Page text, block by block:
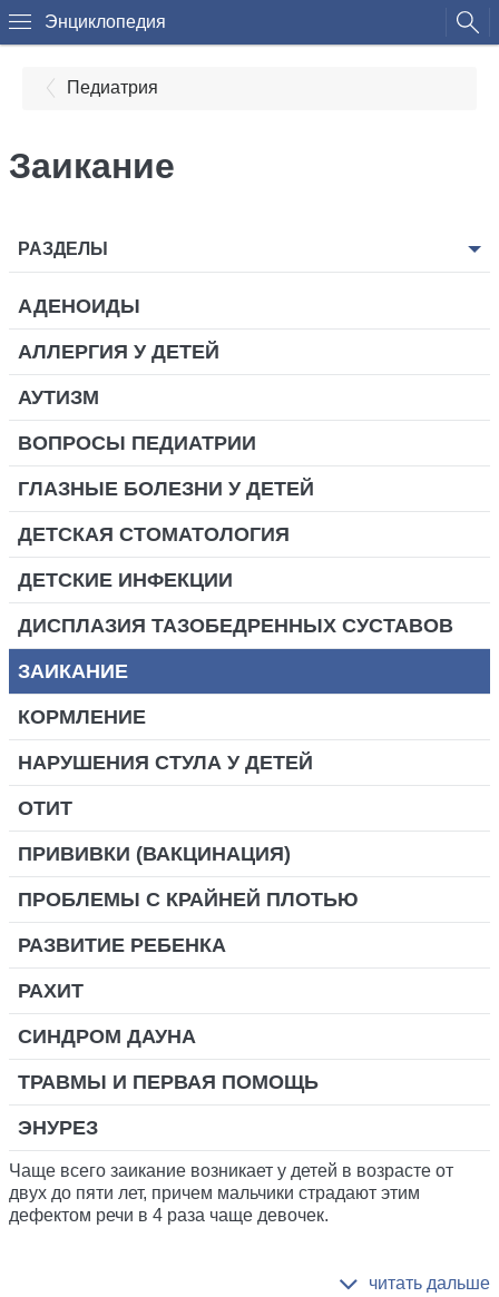
Энциклопедия
Педиатрия
Заикание
РАЗДЕЛЫ
АДЕНОИДЫ
АЛЛЕРГИЯ У ДЕТЕЙ
АУТИЗМ
ВОПРОСЫ ПЕДИАТРИИ
ГЛАЗНЫЕ БОЛЕЗНИ У ДЕТЕЙ
ДЕТСКАЯ СТОМАТОЛОГИЯ
ДЕТСКИЕ ИНФЕКЦИИ
ДИСПЛАЗИЯ ТАЗОБЕДРЕННЫХ СУСТАВОВ
ЗАИКАНИЕ
КОРМЛЕНИЕ
НАРУШЕНИЯ СТУЛА У ДЕТЕЙ
ОТИТ
ПРИВИВКИ (ВАКЦИНАЦИЯ)
ПРОБЛЕМЫ С КРАЙНЕЙ ПЛОТЬЮ
РАЗВИТИЕ РЕБЕНКА
РАХИТ
СИНДРОМ ДАУНА
ТРАВМЫ И ПЕРВАЯ ПОМОЩЬ
ЭНУРЕЗ
Чаще всего заикание возникает у детей в возрасте от
двух до пяти лет, причем мальчики страдают этим
дефектом речи в 4 раза чаще девочек.